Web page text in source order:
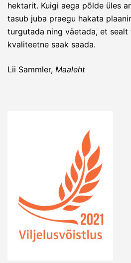
hektarit. Kuigi aega põlde üles
tasub juba praegu hakata
turgutada ning väetada, et
kvaliteetne saak saada.
Lii Sammler, Maaleht